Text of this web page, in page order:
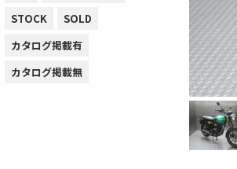
STOCK
SOLD
カタログ掲載有
カタログ掲載無